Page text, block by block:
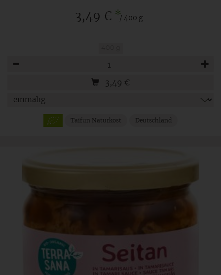
3,49 € */ 400 g
3,49 €
Taifun Naturkost Deutschland